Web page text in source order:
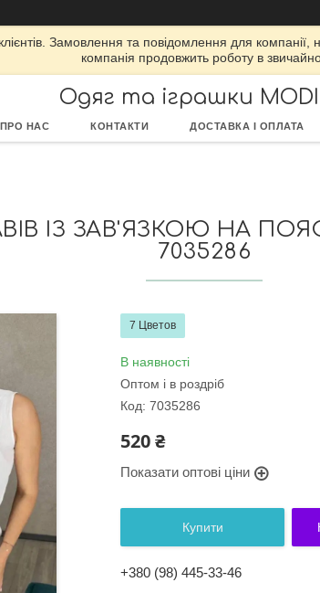
Замовлення та повідомлення для
компанія продовжить роботу в
Одяг та іграшки
ПРО НАС КОНТАКТИ ДОСТАВКА І ОПЛАТА
ІЗ ЗАВ'ЯЗКОЮ НА
7035286
7 Цветов
В наявності
Оптом і в роздріб
Код: 7035286
520 ₴
Показати оптові ціни
Купити
+380 (98) 445-33-46